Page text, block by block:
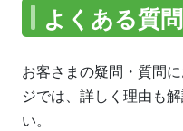
よくある質問
お客さまの疑問・質問
ジでは、詳しく理由も
い。